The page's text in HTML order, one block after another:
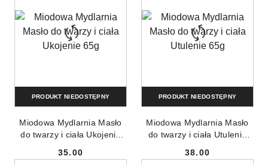
Miodowa Mydlarnia Masło
do twarzy i ciała Ukojenie
Cena:
35.00
PRODUKT NIEDOSTĘPNY
Miodowa Mydlarnia Masło
do twarzy i ciała Utulenie
Cena:
38.00
PRODUKT NIEDOSTĘPNY